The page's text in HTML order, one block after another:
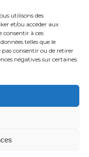
utilisons des
et/ou accéder aux
consentir à ces
telles que le
consentir ou de retirer
négatives sur certaines
réservés |